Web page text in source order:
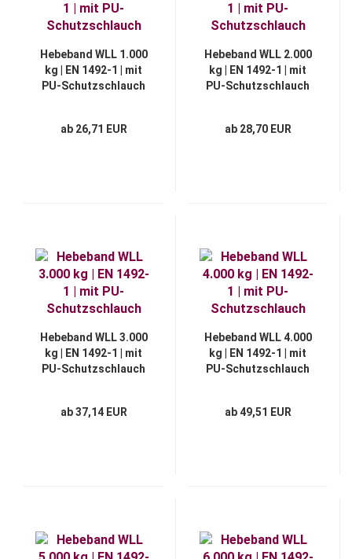
Hebeband WLL 1.000
kg | EN 1492-1 | mit
PU-Schutzschlauch
ab 26,71 EUR
Hebeband WLL 2.000
kg | EN 1492-1 | mit
PU-Schutzschlauch
ab 28,70 EUR
Hebeband WLL 3.000
kg | EN 1492-1 | mit
PU-Schutzschlauch
ab 37,14 EUR
Hebeband WLL 4.000
kg | EN 1492-1 | mit
PU-Schutzschlauch
ab 49,51 EUR